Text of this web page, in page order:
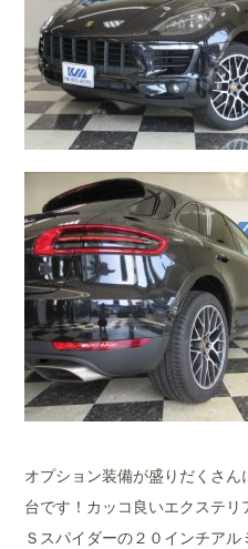
オプション装備が盛りだくさ
台です！カッコ良いエクステ
Ｓスパイダーの２０インチア